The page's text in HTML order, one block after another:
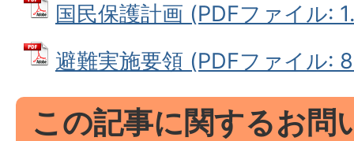
国民保護計画 (PDFファイル:
避難実施要領 (PDFファイル:
この記事に関するお問